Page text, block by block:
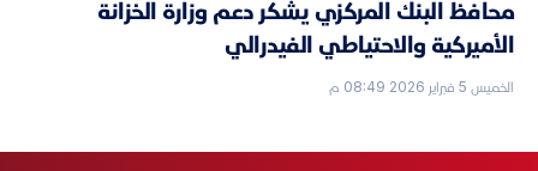
محافظ البنك المركزي يشكر دعم وزارة الخزانة
الأميركية والاحتياطي الفيدرالي
الخميس 5 فبراير 2026 08:49 م